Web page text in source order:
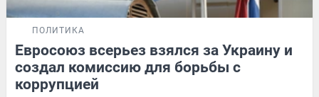
ПОЛИТИКА
Евросоюз всерьез взялся за Украину и
создал комиссию для борьбы с
коррупцией